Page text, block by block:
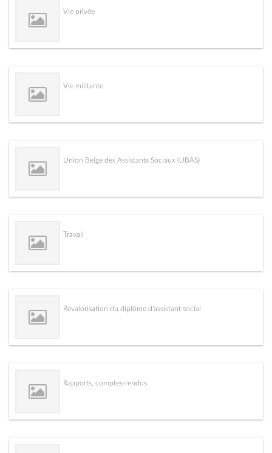
Vie privée
Vie militante
Union Belge des Assistants Sociaux (UBAS)
Travail
Revalorisation du diplôme d’assistant social
Rapports, comptes-rendus